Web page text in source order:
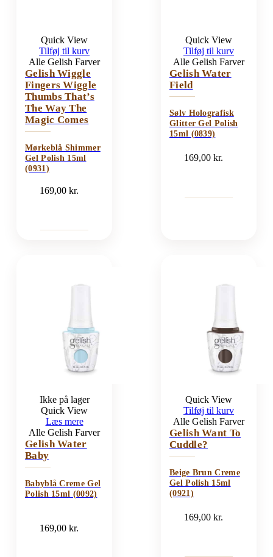
Quick View
Tilføj til kurv
Alle Gelish Farver
Gelish Wiggle
Fingers Wiggle
Thumbs That’s
The Way The
Magic Comes
Mørkeblå Shimmer
Gel Polish 15ml
(0931)
169,00kr.
Quick View
Tilføj til kurv
Alle Gelish Farver
Gelish Water
Field
Sølv Holografisk
Glitter Gel Polish
15ml (0839)
169,00kr.
Ikke på lager
Quick View
Læs mere
Alle Gelish Farver
Gelish Water
Baby
Babyblå Creme Gel
Polish 15ml (0092)
169,00kr.
Quick View
Tilføj til kurv
Alle Gelish Farver
Gelish Want To
Cuddle?
Beige Brun Creme
Gel Polish 15ml
(0921)
169,00kr.